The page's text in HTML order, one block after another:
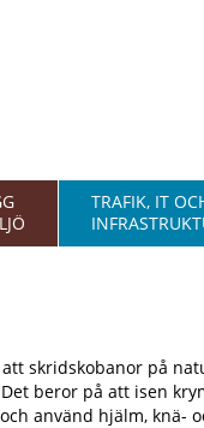
TRAFIK, IT
skridskobanor på
beror på att isen
använd hjälm, knä-